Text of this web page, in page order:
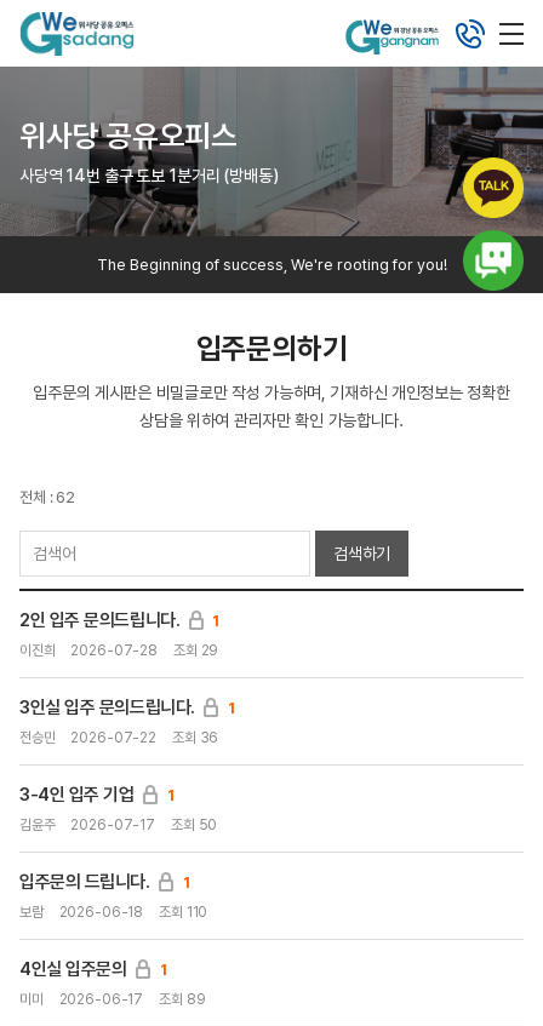
위사당 공유오피스
사당역 14번 출구 도보 1분거리 (방배동)
The Beginning of success, We're rooting for you!
입주문의하기
입주문의 게시판은 비밀글로만 작성 가능하며, 기재하신 개인정보는 정확한
상담을 위하여 관리자만 확인 가능합니다.
전체 : 62
검색하기
2인 입주 문의드립니다. 1
이진희 2026-07-28 조회 29
3인실 입주 문의드립니다. 1
전승민 2026-07-22 조회 36
3-4인 입주 기업 1
김윤주 2026-07-17 조회 50
입주문의 드립니다. 1
보람 2026-06-18 조회 110
4인실 입주문의 1
미미 2026-06-17 조회 89